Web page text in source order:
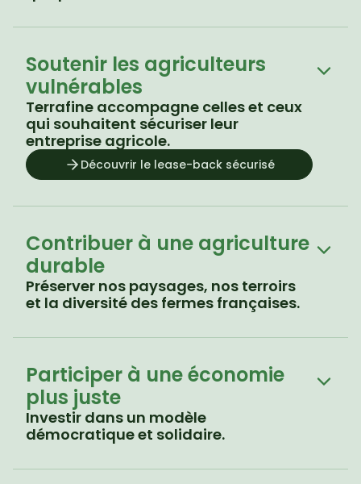
Soutenir les agriculteurs
vulnérables
Terrafine accompagne celles et ceux
qui souhaitent sécuriser leur
entreprise agricole.
Découvrir le lease-back sécurisé
Contribuer à une agriculture
durable
Préserver nos paysages, nos terroirs
et la diversité des fermes françaises.
Participer à une économie
plus juste
Investir dans un modèle
démocratique et solidaire.